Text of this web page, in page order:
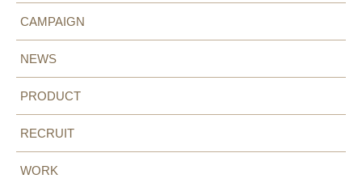
CAMPAIGN
NEWS
PRODUCT
RECRUIT
WORK